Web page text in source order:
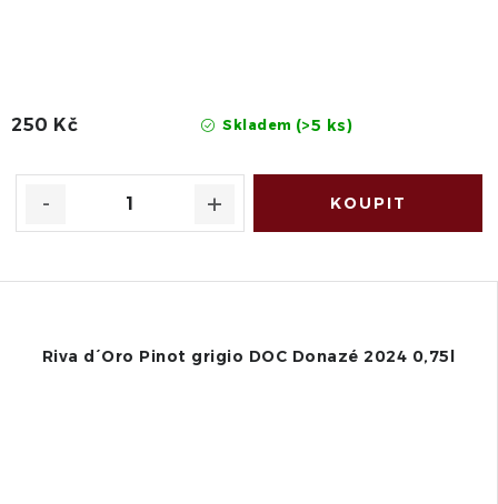
Skladem (>5 ks)
250 Kč
Riva d´Oro Pinot grigio DOC Donazé 2024 0,75l